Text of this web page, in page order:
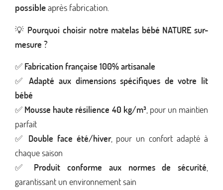
possibleaprès fabrication.
💡 Pourquoi choisir notre matelas bébé NATURE sur-
mesure ?
✅ Fabrication française 100% artisanale
✅Adapté aux dimensions spécifiques de votre lit
bébé
✅ Mousse haute résilience 40 kg/m³, pour un maintien
parfait
✅ Double face été/hiver, pour un confort adapté à
chaque saison
✅ Produit conforme aux normes de sécurité,
garantissant un environnement sain